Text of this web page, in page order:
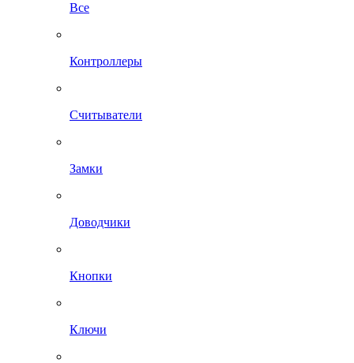
Все
Контроллеры
Считыватели
Замки
Доводчики
Кнопки
Ключи